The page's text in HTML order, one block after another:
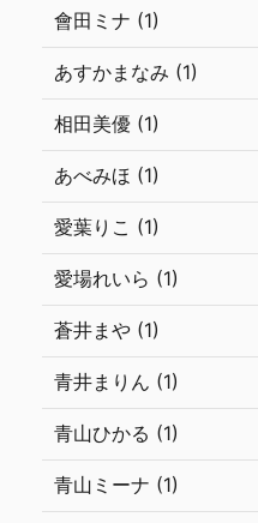
會田ミナ (1)
あすかまなみ (1)
相田美優 (1)
あべみほ (1)
愛葉りこ (1)
愛場れいら (1)
蒼井まや (1)
青井まりん (1)
青山ひかる (1)
青山ミーナ (1)